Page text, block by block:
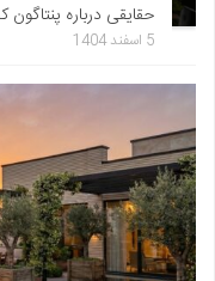
حقایقی درباره
5 اسفند 1404